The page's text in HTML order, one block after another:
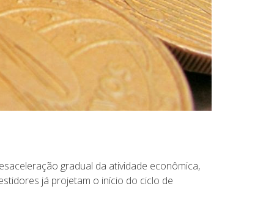
gradual da atividade econômica,
já projetam o início do ciclo de